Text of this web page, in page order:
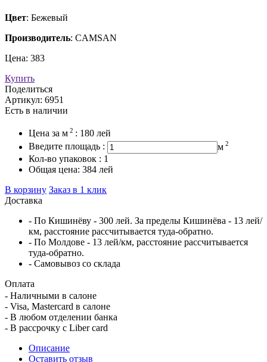
Цвет: Бежевый
Производитель: CAMSAN
Цена: 383
Купить
Поделиться
Артикул: 6951
Есть в наличии
Цена за м 2 : 180 лей
Введите площадь :
м 2
Кол-во упаковок : 1
Общая цена: 384 лей
В корзину Заказ в 1 клик
Доставка
- По Кишинёву - 300 лей. За пределы Кишинёва - 13 лей/
км, расстояние рассчитывается туда-обратно.
- По Молдове - 13 лей/км, расстояние рассчитывается
туда-обратно.
- Самовывоз со склада
Оплата
- Наличными в салоне
- Visa, Mastercard в салоне
- В любом отделении банка
- В рассрочку c Liber card
Описание
Оставить отзыв